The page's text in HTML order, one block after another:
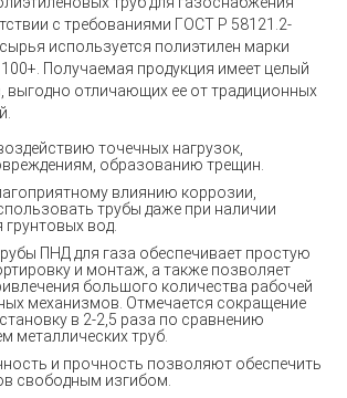
с требованиями ГОСТ Р 58121.2-
используется полиэтилен марки
Получаемая продукция имеет целый
выгодно отличающих ее от традиционных
точечных нагрузок,
образованию трещин.
влиянию коррозии,
трубы даже при наличии
вод.
ПНД для газа обеспечивает простую
и монтаж, а также позволяет
большого количества рабочей
механизмов. Отмечается сокращение
в 2-2,5 раза по сравнению
металлических труб.
и прочность позволяют обеспечить
свободным изгибом.